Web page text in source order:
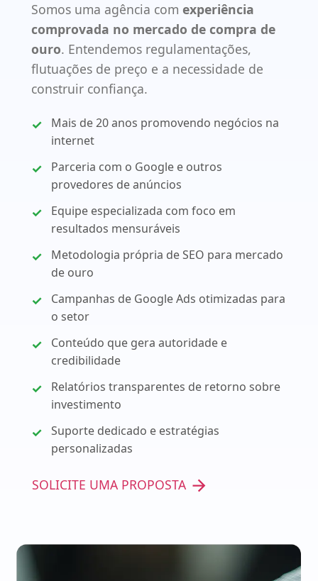
Somos uma agência com experiência
comprovada no mercado de compra de
ouro. Entendemos regulamentações,
flutuações de preço e a necessidade de
construir confiança.
Mais de 20 anos promovendo negócios na
internet
Parceria com o Google e outros
provedores de anúncios
Equipe especializada com foco em
resultados mensuráveis
Metodologia própria de SEO para mercado
de ouro
Campanhas de Google Ads otimizadas para
o setor
Conteúdo que gera autoridade e
credibilidade
Relatórios transparentes de retorno sobre
investimento
Suporte dedicado e estratégias
personalizadas
SOLICITE UMA PROPOSTA